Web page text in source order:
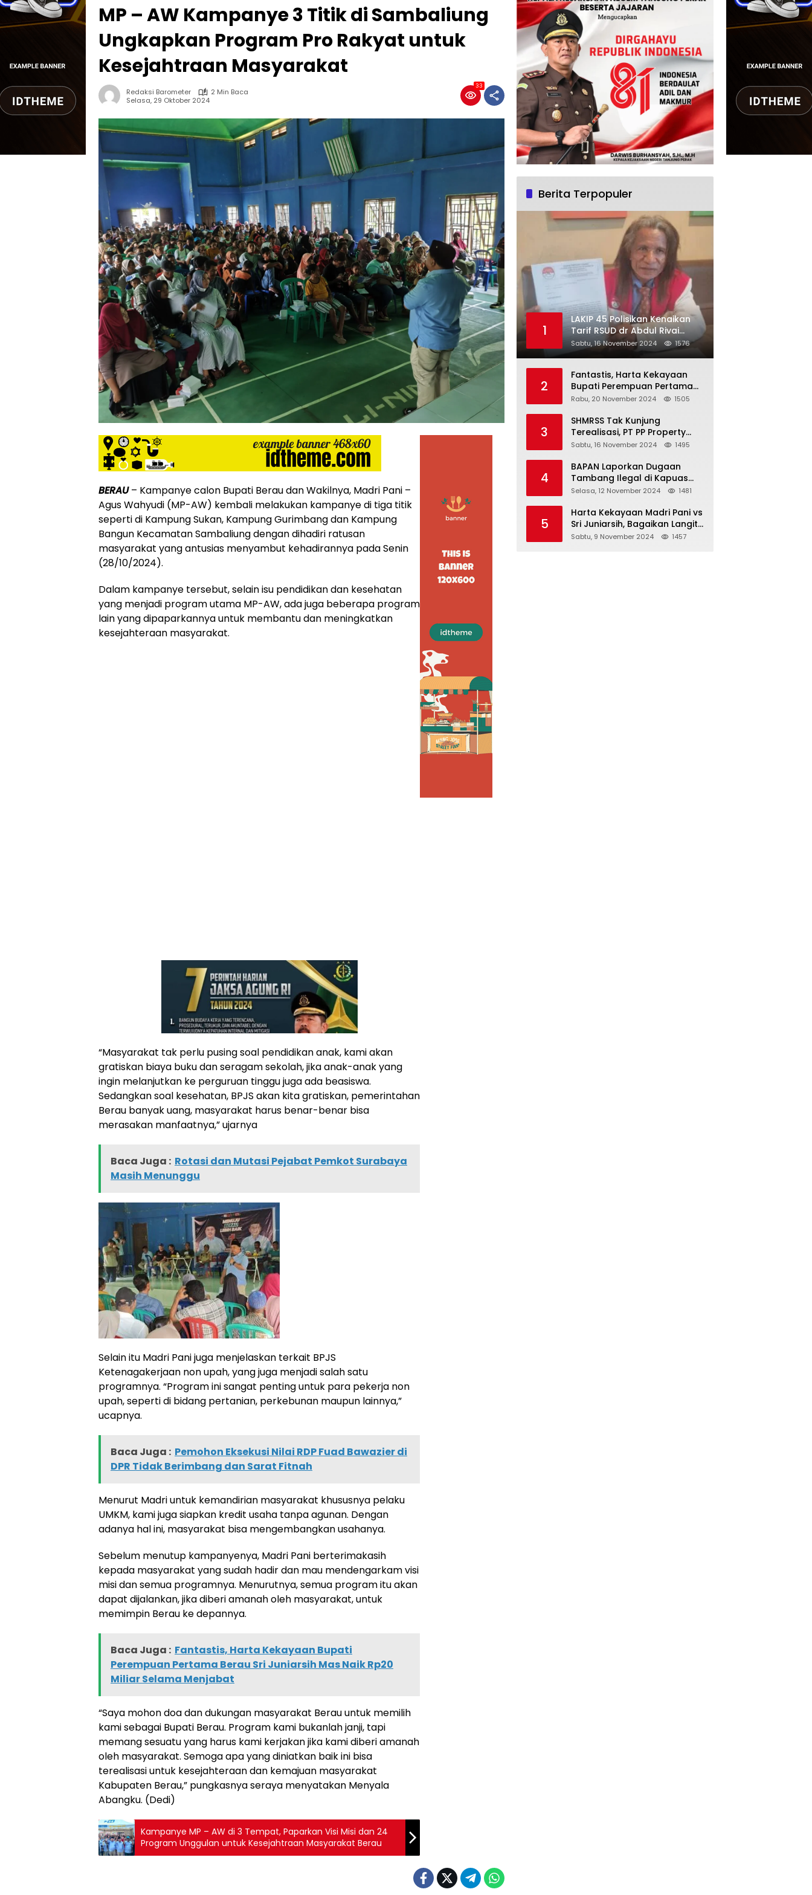
MP – AW Kampanye 3 Titik di Sambaliung
Ungkapkan Program Pro Rakyat untuk
Kesejahtraan Masyarakat
Redaksi Barometer
2 Min Baca
Selasa, 29 Oktober 2024
33
BERAU– Kampanye calon Bupati Berau dan Wakilnya, Madri Pani –
Agus Wahyudi (MP-AW) kembali melakukan kampanye di tiga titik
seperti di Kampung Sukan, Kampung Gurimbang dan Kampung
Bangun Kecamatan Sambaliung dengan dihadiri ratusan
masyarakat yang antusias menyambut kehadirannya pada Senin
(28/10/2024).
Dalam kampanye tersebut, selain isu pendidikan dan kesehatan
yang menjadi program utama MP-AW, ada juga beberapa program
lain yang dipaparkannya untuk membantu dan meningkatkan
kesejahteraan masyarakat.
“Masyarakat tak perlu pusing soal pendidikan anak, kami akan
gratiskan biaya buku dan seragam sekolah, jika anak-anak yang
ingin melanjutkan ke perguruan tinggu juga ada beasiswa.
Sedangkan soal kesehatan, BPJS akan kita gratiskan, pemerintahan
Berau banyak uang, masyarakat harus benar-benar bisa
merasakan manfaatnya,” ujarnya
Baca Juga : Rotasi dan Mutasi Pejabat Pemkot Surabaya
Masih Menunggu
Selain itu Madri Pani juga menjelaskan terkait BPJS
Ketenagakerjaan non upah, yang juga menjadi salah satu
programnya. “Program ini sangat penting untuk para pekerja non
upah, seperti di bidang pertanian, perkebunan maupun lainnya,”
ucapnya.
Baca Juga : Pemohon Eksekusi Nilai RDP Fuad Bawazier di
DPR Tidak Berimbang dan Sarat Fitnah
Menurut Madri untuk kemandirian masyarakat khususnya pelaku
UMKM, kami juga siapkan kredit usaha tanpa agunan. Dengan
adanya hal ini, masyarakat bisa mengembangkan usahanya.
Sebelum menutup kampanyenya, Madri Pani berterimakasih
kepada masyarakat yang sudah hadir dan mau mendengarkam visi
misi dan semua programnya. Menurutnya, semua program itu akan
dapat dijalankan, jika diberi amanah oleh masyarakat, untuk
memimpin Berau ke depannya.
Baca Juga : Fantastis, Harta Kekayaan Bupati
Perempuan Pertama Berau Sri Juniarsih Mas Naik Rp20
Miliar Selama Menjabat
“Saya mohon doa dan dukungan masyarakat Berau untuk memilih
kami sebagai Bupati Berau. Program kami bukanlah janji, tapi
memang sesuatu yang harus kami kerjakan jika kami diberi amanah
oleh masyarakat. Semoga apa yang diniatkan baik ini bisa
terealisasi untuk kesejahteraan dan kemajuan masyarakat
Kabupaten Berau,” pungkasnya seraya menyatakan Menyala
Abangku. (Dedi)
Kampanye MP – AW di 3 Tempat, Paparkan Visi Misi dan 24
Program Unggulan untuk Kesejahtraan Masyarakat Berau
Berita Terpopuler
1
LAKIP 45 Polisikan Kenaikan
Tarif RSUD dr Abdul Rivai
300℅
Sabtu, 16 November 2024 1576
2
Fantastis, Harta Kekayaan
Bupati Perempuan Pertama
Berau Sri Juniarsih Mas Naik
Rabu, 20 November 2024 1505
3
SHMRSS Tak Kunjung
Terealisasi, PT PP Property
Tbk Surabaya Kembali
Sabtu, 16 November 2024 1495
4
BAPAN Laporkan Dugaan
Tambang Ilegal di Kapuas
Hulu, Karena Oknum APH
Selasa, 12 November 2024 1481
5
Harta Kekayaan Madri Pani vs
Sri Juniarsih, Bagaikan Langit
dan Bumi
Sabtu, 9 November 2024 1457